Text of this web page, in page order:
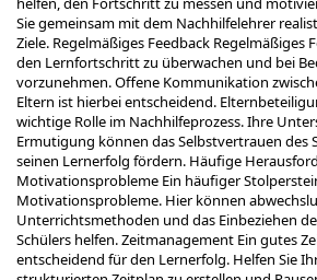
Sie gemeinsam mit dem Nachhilfelehrer
Ziele. Regelmäßiges Feedback Regelmäßiges
den Lernfortschritt zu überwachen und bei
vorzunehmen. Offene Kommunikation
Eltern ist hierbei entscheidend.
wichtige Rolle im Nachhilfeprozess. Ihre
Ermutigung können das Selbstvertrauen des
seinen Lernerfolg fördern. Häufige
Motivationsprobleme Ein häufiger
Motivationsprobleme. Hier können
Unterrichtsmethoden und das Einbeziehen
Schülers helfen. Zeitmanagement Ein gutes
entscheidend für den Lernerfolg. Helfen Sie